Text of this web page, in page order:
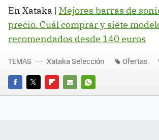
En Xataka | Mejores barras de
precio. Cuál comprar y siete
recomendados desde 140 euros
FACEBOOK
TWITTERFLIPBOARD
E-
WHATSAPP
TEMAS Xataka Selección Ofertas